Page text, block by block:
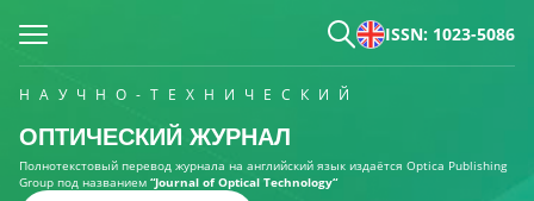
ISSN: 1023-5086
НАУЧНО-ТЕХНИЧЕСКИЙ
ОПТИЧЕСКИЙ ЖУРНАЛ
Полнотекстовый перевод журнала на английский язык издаётся Optica Publishing
Group под названием “Journal of Optical Technology“